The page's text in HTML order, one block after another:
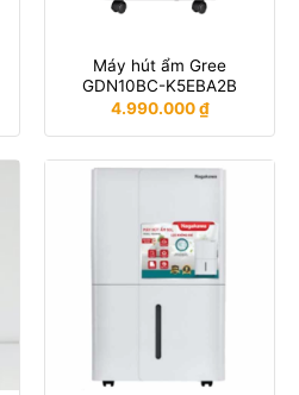
Máy hút ẩm Gree
GDN10BC-K5EBA2B
4.990.000₫